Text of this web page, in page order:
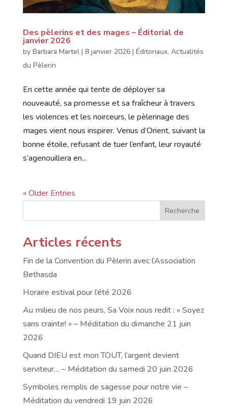
Des pèlerins et des mages – Éditorial de
janvier 2026
by Barbara Martel| 8 janvier 2026| Éditoriaux, Actualités
du Pèlerin
En cette année qui tente de déployer sa
nouveauté, sa promesse et sa fraîcheur à travers
les violences et les noirceurs, le pèlerinage des
mages vient nous inspirer. Venus d’Orient, suivant la
bonne étoile, refusant de tuer l’enfant, leur royauté
s’agenouillera en...
« Older Entries
Recherche
Articles récents
Fin de la Convention du Pèlerin avec l’Association
Bethasda
Horaire estival pour l’été 2026
Au milieu de nos peurs, Sa Voix nous redit : « Soyez
sans crainte! » – Méditation du dimanche 21 juin
2026
Quand DIEU est mon TOUT, l’argent devient
serviteur… – Méditation du samedi 20 juin 2026
Symboles remplis de sagesse pour notre vie –
Méditation du vendredi 19 juin 2026